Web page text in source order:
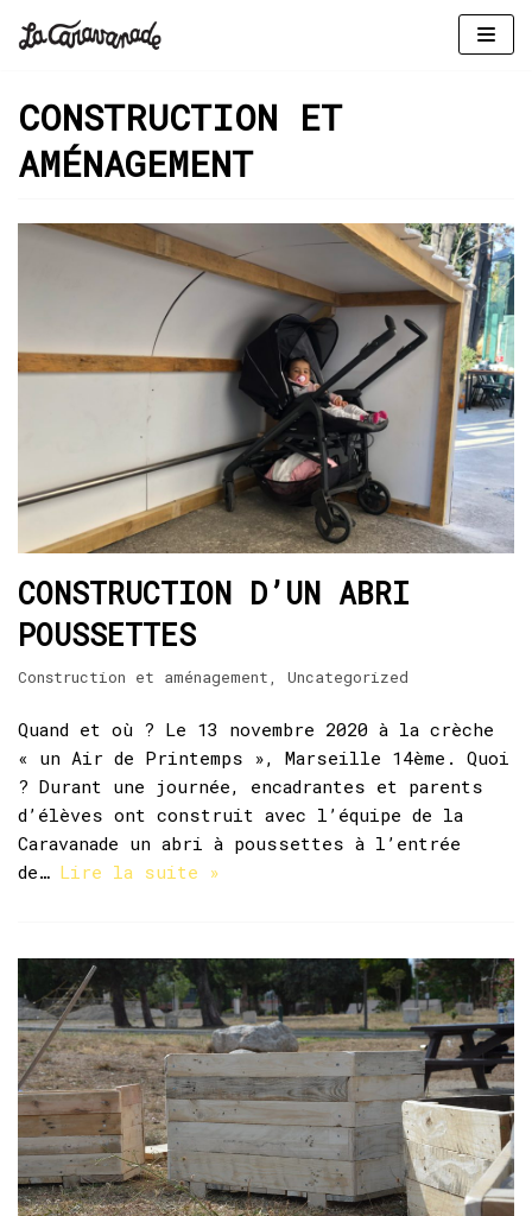
contenu
CONSTRUCTION ET
AMÉNAGEMENT
CONSTRUCTION D’UN ABRI
POUSSETTES
Construction et aménagement, Uncategorized
Quand et où ? Le 13 novembre 2020 à la crèche
« un Air de Printemps », Marseille 14ème. Quoi
? Durant une journée, encadrantes et parents
d’élèves ont construit avec l’équipe de la
Caravanade un abri à poussettes à l’entrée
de… Lire la suite »